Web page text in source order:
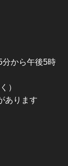
分から午後5時
）
あります